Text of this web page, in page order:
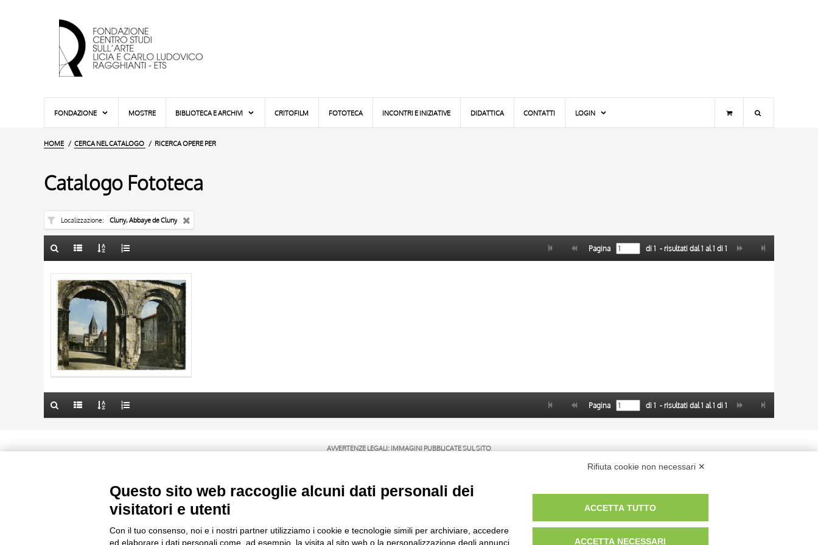
FONDAZIONE MOSTRE BIBLIOTECA E ARCHIVI CRITOFILM FOTOTECA INCONTRI E INIZIATIVE DIDATTICA CONTATTI LOGIN
HOME CERCA NEL CATALOGO RICERCA OPERE PER
Catalogo Fototeca
Localizzazione Cluny, Abbaye de Cluny
AUTORE
OGGETTO
LOCALIZZAZIONE
DATA
10 RISULTATI
20 RISULTATI
Pagina di 1 - risultati dal1 al1 di 1
TITOLO
AUTORE
OGGETTO
LOCALIZZAZIONE
DATA
10 RISULTATI
20 RISULTATI
Pagina di 1 - risultati dal1 al1 di 1
AVVERTENZE LEGALI: IMMAGINI PUBBLICATE SUL SITO
Le immagini e le foto presenti in questo sito sono soggette alle norme sul diritto d’autore, legge 22 aprile 1941 n. 633. I diritti degli autori, degli artisti e dei fotografi che hanno realizzato le opere e le immagini, degli enti e
Rifiuta cookie non necessari ✕
Questo sito web raccoglie alcuni dati personali dei
visitatori e utenti
Con il tuo consenso, noi e i nostri partner utilizziamo i cookie e tecnologie simili per archiviare, accedere
ed elaborare i dati personali come, ad esempio, la visita al sito web o la personalizzazione degli annunci.
ACCETTA TUTTO
ACCETTA NECESSARI